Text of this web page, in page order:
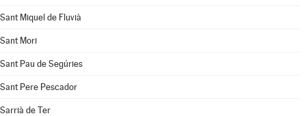
Sant Miquel de Fluvià
Sant Mori
Sant Pau de Segúries
Sant Pere Pescador
Sarrià de Ter